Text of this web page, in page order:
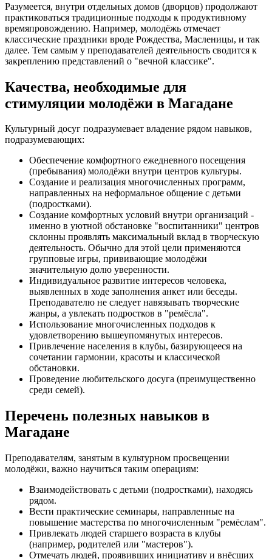
Разумеется, внутри отдельных домов (дворцов) продолжают
практиковаться традиционные подходы к продуктивному
времяпровождению. Например, молодёжь отмечает
классические праздники вроде Рождества, Масленицы, и так
далее. Тем самым у преподавателей деятельность сводится к
закреплению представлений о "вечной классике".
Качества, необходимые для
стимуляции молодёжи в Магадане
Культурный досуг подразумевает владение рядом навыков,
подразумевающих:
Обеспечение комфортного ежедневного посещения
(пребывания) молодёжи внутри центров культуры.
Создание и реализация многочисленных программ,
направленных на неформальное общение с детьми
(подростками).
Создание комфортных условий внутри организаций -
именно в уютной обстановке "воспитанники" центров
склонны проявлять максимальный вклад в творческую
деятельность. Обычно для этой цели применяются
групповые игры, прививающие молодёжи
значительную долю уверенности.
Индивидуальное развитие интересов человека,
выявленных в ходе заполнения анкет или беседы.
Преподавателю не следует навязывать творческие
жанры, а увлекать подростков в "ремёсла".
Использование многочисленных подходов к
удовлетворению вышеупомянутых интересов.
Привлечение населения в клубы, базирующееся на
сочетании гармонии, красоты и классической
обстановки.
Проведение любительского досуга (преимущественно
среди семей).
Перечень полезных навыков в
Магадане
Преподавателям, занятым в культурном просвещении
молодёжи, важно научиться таким операциям:
Взаимодействовать с детьми (подростками), находясь
рядом.
Вести практические семинары, направленные на
повышение мастерства по многочисленным "ремёслам".
Привлекать людей старшего возраста в клубы
(например, родителей или "мастеров").
Отмечать людей, проявивших инициативу и внёсших